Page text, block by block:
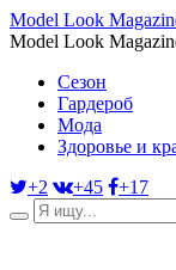
Model Look
Model Look
Сезон
Гардероб
Мода
Здоровье и
+2
+45 +17